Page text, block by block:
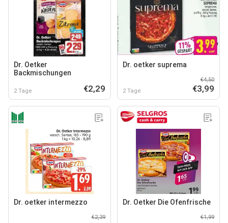
Dr. Oetker
Backmischungen
2 Tage €2,29
Dr. oetker suprema
2 Tage
€4,50
€3,99
Dr. oetker intermezzo
€2,39
Dr. Oetker Die Ofenfrische
€1,99